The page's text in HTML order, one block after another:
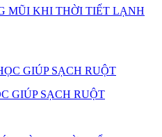
MŨI KHI THỜI TIẾT LẠNH
GIÚP SẠCH RUỘT